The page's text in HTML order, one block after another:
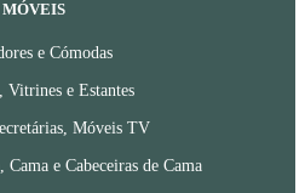
MÓVEIS
e Cómodas
Vitrines e Estantes
Móveis TV
Cama e Cabeceiras de Cama